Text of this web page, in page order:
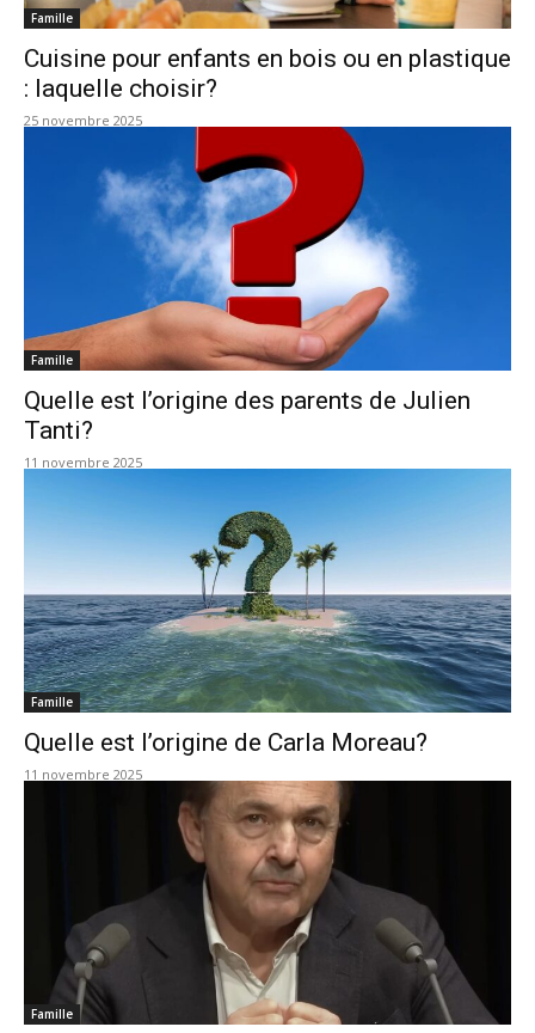
Famille
Cuisine pour enfants en bois ou en plastique
: laquelle choisir?
25 novembre 2025
Famille
Quelle est l’origine des parents de Julien
Tanti?
11 novembre 2025
Famille
Quelle est l’origine de Carla Moreau?
11 novembre 2025
Famille